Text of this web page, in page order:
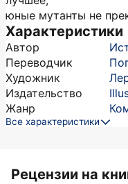
юные мутанты не
Характеристики
Автор
Переводчик
Художник
Издательство
Жанр
Все характеристики
Рецензии на